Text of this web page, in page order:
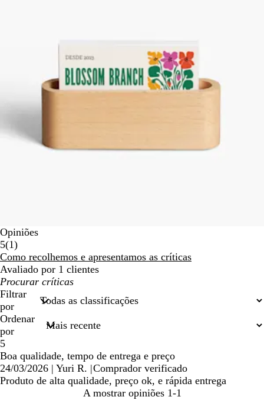
Opiniões
5(11
críticas
)
Como recolhemos e apresentamos as críticas
Avaliado por 1 clientes
As
minhas
entradas
de
pesquisa
Filtrar
por
Ordenar
por
5
Boa qualidade, tempo de entrega e preço
24/03/2026 | Yuri R. |Comprador verificado
Produto de alta qualidade, preço ok, e rápida entrega
A mostrar opiniões 1-1